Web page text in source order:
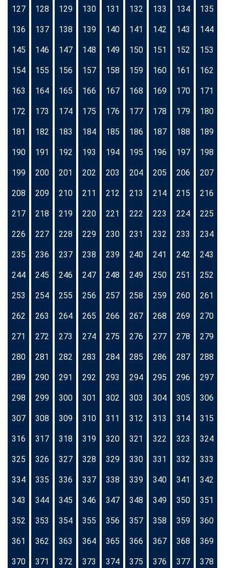
127 128 129 130 131 132 133 134 135
136 137 138 139 140 141 142 143 144
145 146 147 148 149 150 151 152 153
154 155 156 157 158 159 160 161 162
163 164 165 166 167 168 169 170 171
172 173 174 175 176 177 178 179 180
181 182 183 184 185 186 187 188 189
190 191 192 193 194 195 196 197 198
199 200 201 202 203 204 205 206 207
208 209 210 211 212 213 214 215 216
217 218 219 220 221 222 223 224 225
226 227 228 229 230 231 232 233 234
235 236 237 238 239 240 241 242 243
244 245 246 247 248 249 250 251 252
253 254 255 256 257 258 259 260 261
262 263 264 265 266 267 268 269 270
271 272 273 274 275 276 277 278 279
280 281 282 283 284 285 286 287 288
289 290 291 292 293 294 295 296 297
298 299 300 301 302 303 304 305 306
307 308 309 310 311 312 313 314 315
316 317 318 319 320 321 322 323 324
325 326 327 328 329 330 331 332 333
334 335 336 337 338 339 340 341 342
343 344 345 346 347 348 349 350 351
352 353 354 355 356 357 358 359 360
361 362 363 364 365 366 367 368 369
370 371 372 373 374 375 376 377 378